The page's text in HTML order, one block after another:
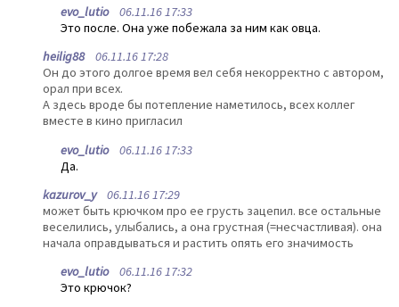
evo_lutio06.11.16 17:33
Это после. Она уже побежала за ним как овца.
heilig8806.11.16 17:28
Он до этого долгое время вел себя некорректно с автором,
орал при всех.
А здесь вроде бы потепление наметилось, всех коллег
вместе в кино пригласил
evo_lutio06.11.16 17:33
Да.
kazurov_y06.11.16 17:29
может быть крючком про ее грусть зацепил. все остальные
веселились, улыбались, а она грустная (=несчастливая). она
начала оправдываться и растить опять его значимость
evo_lutio06.11.16 17:32
Это крючок?